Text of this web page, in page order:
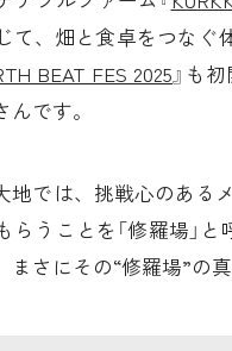
て、畑と食卓をつなぐ
BEAT FES 2025』も
です。
地では、挑戦心のある
らうことを「修羅場」
さにその“修羅場”の